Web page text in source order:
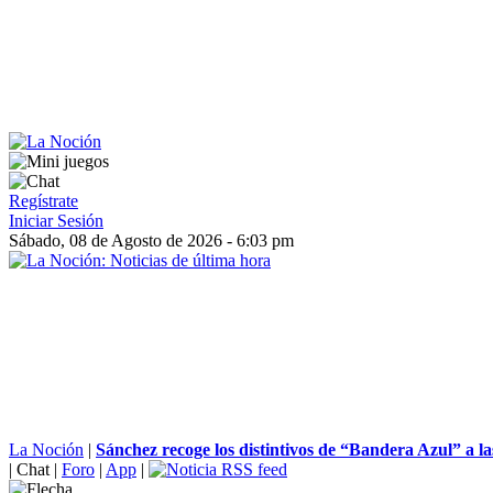
Regístrate
Iniciar Sesión
Sábado, 08 de Agosto de 2026 - 6:03 pm
La Noción | Sánchez recoge los distintivos de “Bandera Azul” a
| Chat | Foro | App |